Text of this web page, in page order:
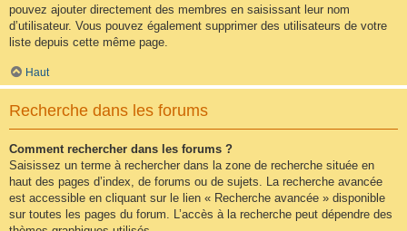
pouvez ajouter directement des membres en saisissant leur nom
d’utilisateur. Vous pouvez également supprimer des utilisateurs de votre
liste depuis cette même page.
Haut
Recherche dans les forums
Comment rechercher dans les forums ?
Saisissez un terme à rechercher dans la zone de recherche située en
haut des pages d’index, de forums ou de sujets. La recherche avancée
est accessible en cliquant sur le lien « Recherche avancée » disponible
sur toutes les pages du forum. L’accès à la recherche peut dépendre des